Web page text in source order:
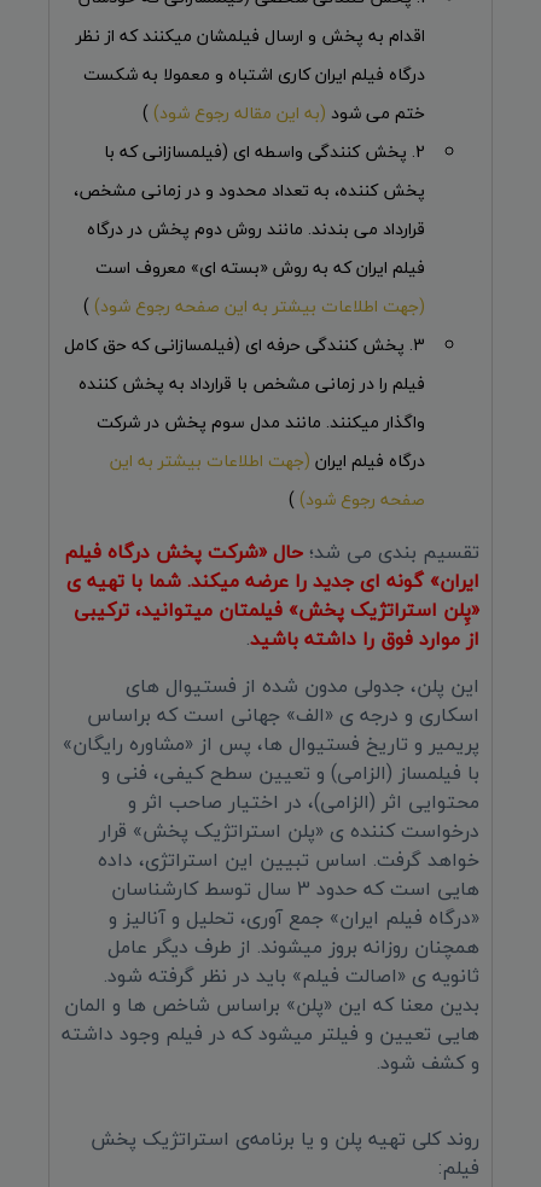
اقدام به پخش و ارسال فیلمشان میکنند که از نظر
درگاه فیلم ایران کاری اشتباه و معمولا به شکست
ختم می شود (به این مقاله رجوع شود) )
2. پخش کنندگی واسطه ای (فیلمسازانی که با
پخش کننده، به تعداد محدود و در زمانی مشخص،
قرارداد می بندند. مانند روش دوم پخش در درگاه
فیلم ایران که به روش «بسته ای» معروف است
(جهت اطلاعات بیشتر به این صفحه رجوع شود) )
3. پخش کنندگی حرفه ای (فیلمسازانی که حق کامل
فیلم را در زمانی مشخص با قرارداد به پخش کننده
واگذار میکنند. مانند مدل سوم پخش در شرکت
درگاه فیلم ایران (جهت اطلاعات بیشتر به این
صفحه رجوع شود) )
تقسیم بندی می شد؛ حال «شرکت پخش درگاه فیلم
ایران» گونه ای جدید را عرضه میکند. شما با تهیه ی
«پِلن استراتژیک پخش» فیلمتان میتوانید، ترکیبی
از موارد فوق را داشته باشید.
این پلن، جدولی مدون شده از فستیوال های
اسکاری و درجه ی «الف» جهانی است که براساس
پریمیر و تاریخ فستیوال ها، پس از «مشاوره رایگان»
با فیلمساز (الزامی) و تعیین سطح کیفی، فنی و
محتوایی اثر (الزامی)، در اختیار صاحب اثر و
درخواست کننده ی «پلن استراتژیک پخش» قرار
خواهد گرفت. اساس تبیین این استراتژی، داده
هایی است که حدود 3 سال توسط کارشناسان
«درگاه فیلم ایران» جمع آوری، تحلیل و آنالیز و
همچنان روزانه بروز میشوند. از طرف دیگر عامل
ثانویه ی «اصالت فیلم» باید در نظر گرفته شود.
بدین معنا که این «پلن» براساس شاخص ها و المان
هایی تعیین و فیلتر میشود که در فیلم وجود داشته
و کشف شود.
روند کلی تهیه پلن و یا برنامه‌ی استراتژیک پخش
فیلم: